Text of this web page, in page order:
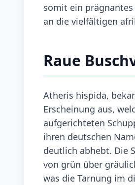
somit ein
an die vielfältigen
Raue
Atheris hispida,
Erscheinung aus,
aufgerichteten
ihren deutschen
deutlich abhebt. Die
von grün über
was die Tarnung im